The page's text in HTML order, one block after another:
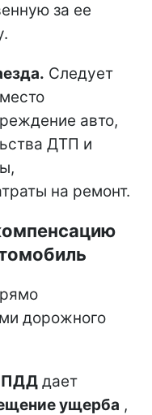
за ее
Следует
авто,
ДТП и
на ремонт.
дорожного
ПДД дает
ущерба ,